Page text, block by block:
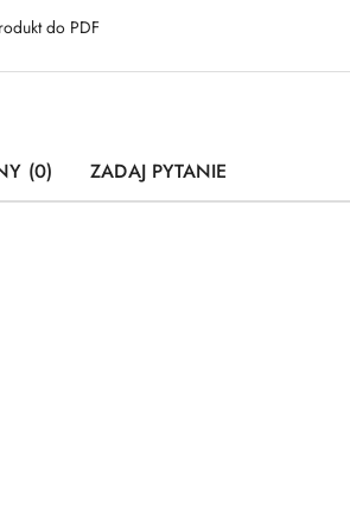
do PDF
(0) ZADAJ PYTANIE